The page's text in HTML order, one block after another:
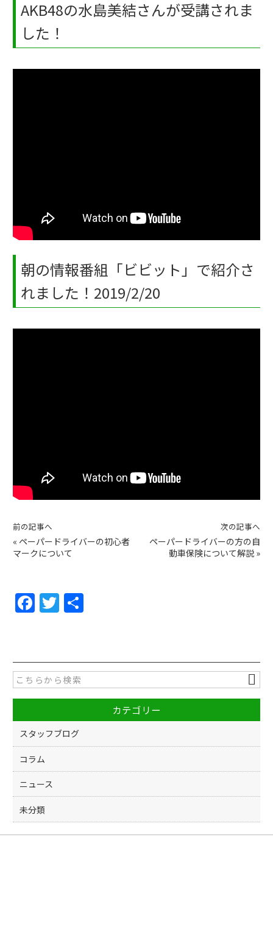
AKB48の水島美結さんが受講されま
した！
朝の情報番組「ビビット」で紹介さ
れました！2019/2/20
前の記事へ
« ペーパードライバーの初心者
マークについて
次の記事へ
ペーパードライバーの方の自
動車保険について解説 »
F
e
b
o
o
k
T
er
カテゴリー
スタッフブログ
コラム
ニュース
未分類